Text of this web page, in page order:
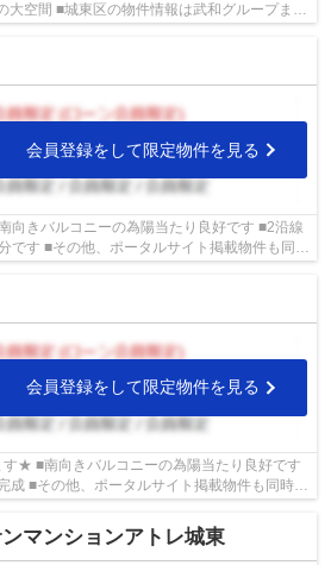
大空間 ■城東区の物件情報は武和グループま
会員登録をして限定物件を見る
きバルコニーの為陽当たり良好です ■2沿線
です ■その他、ポータルサイト掲載物件も同時
会員登録をして限定物件を見る
★ ■南向きバルコニーの為陽当たり良好です
成 ■その他、ポータルサイト掲載物件も同時内
マンションアトレ城東